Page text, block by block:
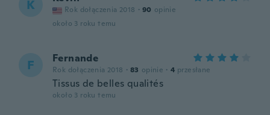
K Rok dołączenia 2018 · 90 opinie
około 3 roku temu
F Fernande
Rok dołączenia 2018 · 83 opinie · 4 przesłane
Tissus de belles qualités
około 3 roku temu